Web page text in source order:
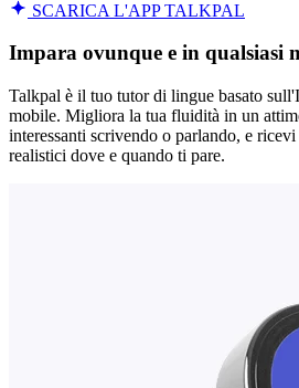
SCARICA L'APP TALKPAL
Impara ovunque e in qualsiasi
Talkpal è il tuo tutor di lingue basato
mobile. Migliora la tua fluidità in un
interessanti scrivendo o parlando, e
realistici dove e quando ti pare.